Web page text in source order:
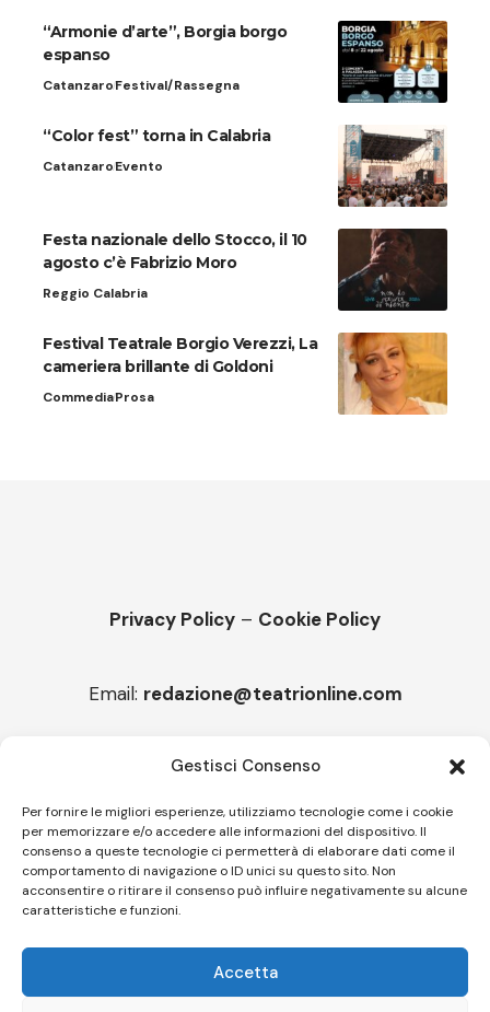
Gestisci Consenso
Per fornire le migliori esperienze, utilizziamo tecnologie come i cookie
per memorizzare e/o accedere alle informazioni del dispositivo. Il
consenso a queste tecnologie ci permetterà di elaborare dati come il
comportamento di navigazione o ID unici su questo sito. Non
acconsentire o ritirare il consenso può influire negativamente su alcune
caratteristiche e funzioni.
Accetta
“Armonie d’arte”, Borgia borgo
espanso
CatanzaroFestival/Rassegna
“Color fest” torna in Calabria
CatanzaroEvento
Festa nazionale dello Stocco, il 10
agosto c’è Fabrizio Moro
Reggio Calabria
Festival Teatrale Borgio Verezzi, La
cameriera brillante di Goldoni
CommediaProsa
Privacy Policy – Cookie Policy
Email: redazione@teatrionline.com
“Color fest” torna in Calabria